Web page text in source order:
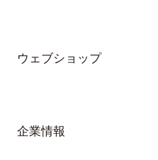
ウェブショップ
企業情報